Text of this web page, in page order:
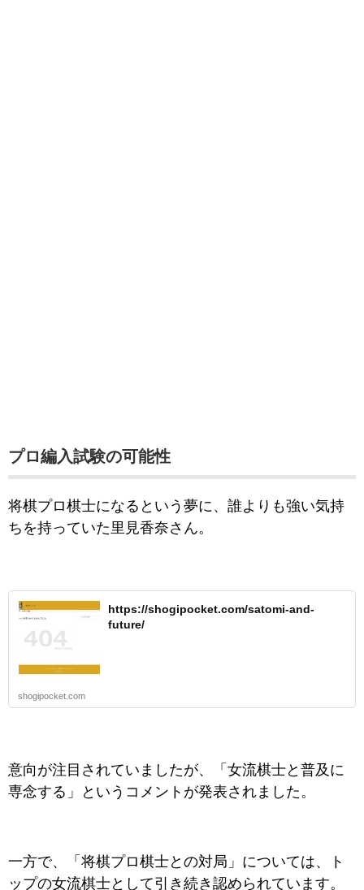
プロ編入試験の可能性
将棋プロ棋士になるという夢に、誰よりも強い気持
ちを持っていた里見香奈さん。
https://shogipocket.com/satomi-and-
future/
shogipocket.com
意向が注目されていましたが、「女流棋士と普及に
専念する」というコメントが発表されました。
一方で、「将棋プロ棋士との対局」については、ト
ップの女流棋士として引き続き認められています。